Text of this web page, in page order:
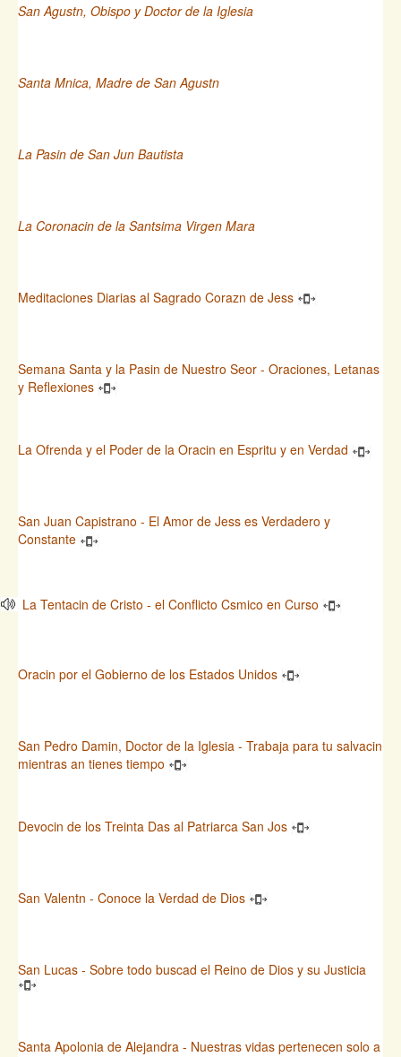
San Agustn, Obispo y Doctor de la Iglesia
Santa Mnica, Madre de San Agustn
La Pasin de San Jun Bautista
La Coronacin de la Santsima Virgen Mara
Meditaciones Diarias al Sagrado Corazn de Jess
Semana Santa y la Pasin de Nuestro Seor - Oraciones, Letanas
y Reflexiones
La Ofrenda y el Poder de la Oracin en Espritu y en Verdad
San Juan Capistrano - El Amor de Jess es Verdadero y
Constante
La Tentacin de Cristo - el Conflicto Csmico en Curso
Oracin por el Gobierno de los Estados Unidos
San Pedro Damin, Doctor de la Iglesia - Trabaja para tu salvacin
mientras an tienes tiempo
Devocin de los Treinta Das al Patriarca San Jos
San Valentn - Conoce la Verdad de Dios
San Lucas - Sobre todo buscad el Reino de Dios y su Justicia
Santa Apolonia de Alejandra - Nuestras vidas pertenecen solo a